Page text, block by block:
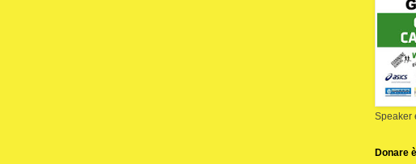
Speaker
Donare